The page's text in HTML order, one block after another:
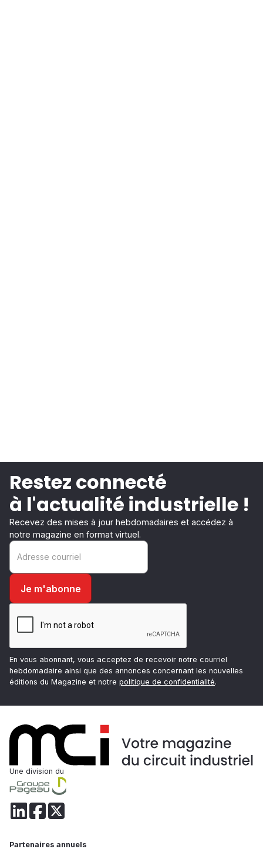
Restez connecté
à l'actualité industrielle !
Recevez des mises à jour hebdomadaires et accédez à
notre magazine en format virtuel.
En vous abonnant, vous acceptez de recevoir notre courriel
hebdomadaire ainsi que des annonces concernant les nouvelles
éditions du Magazine et notre politique de confidentialité.
Une division du
Partenaires annuels